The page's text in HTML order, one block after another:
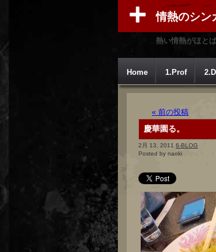
情熱のシン
熱い情熱がほと
Home 1.Prof
« 前の投稿
慶華園る。
2月 13, 2011 6-BLOG
Posted by naoki